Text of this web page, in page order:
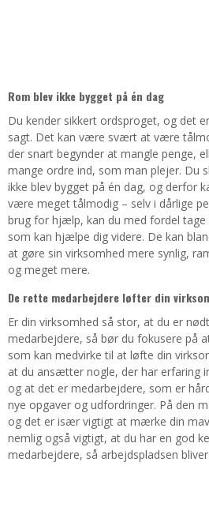
Rom blev ikke bygget på én dag
Du kender sikkert ordsproget, og det
sagt. Det kan være svært at være
der snart begynder at mangle penge,
mange ordre ind, som man plejer. Du
ikke blev bygget på én dag, og derfor
være meget tålmodig – selv i dårlige
brug for hjælp, kan du med fordel
som kan hjælpe dig videre. De kan
at gøre sin virksomhed mere synlig,
og meget mere.
De rette medarbejdere løfter din
Er din virksomhed så stor, at du er
medarbejdere, så bør du fokusere på
som kan medvirke til at løfte din
at du ansætter nogle, der har erfaring
og at det er medarbejdere, som er
nye opgaver og udfordringer. På den
og det er især vigtigt at mærke din
nemlig også vigtigt, at du har en god
medarbejdere, så arbejdspladsen